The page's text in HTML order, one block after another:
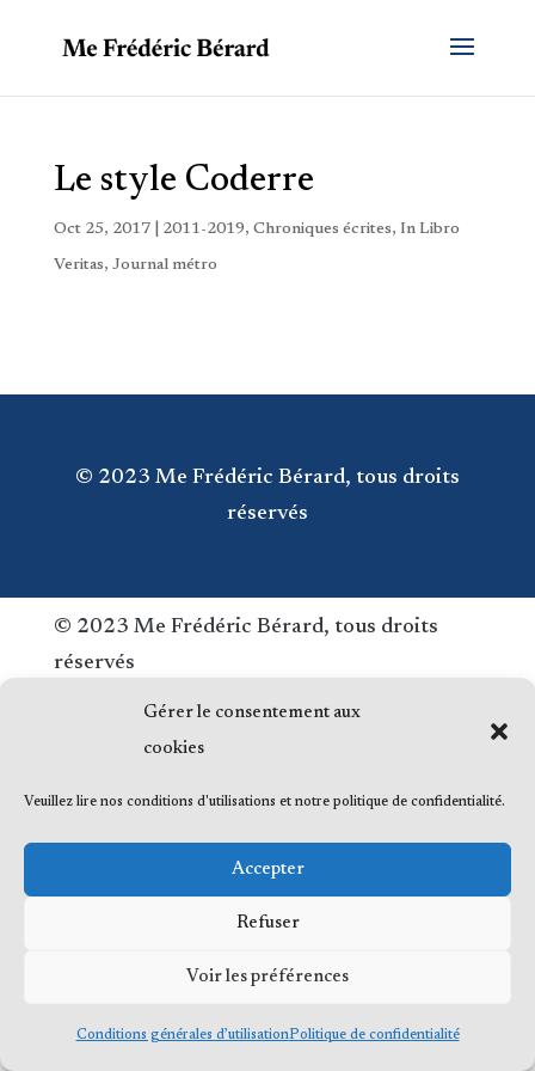
Gérer le consentement aux
cookies
Veuillez lire nos conditions d'utilisations et notre politique de confidentialité.
Accepter
Refuser
Voir les préférences
Conditions générales d’utilisationPolitique de confidentialité
Le style Coderre
Oct 25, 2017| 2011-2019, Chroniques écrites, In Libro
Veritas, Journal métro
© 2023 Me Frédéric Bérard, tous droits
réservés
© 2023 Me Frédéric Bérard, tous droits
réservés